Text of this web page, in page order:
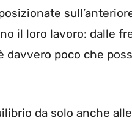
il loro lavoro: dalle
davvero poco che
da solo anche